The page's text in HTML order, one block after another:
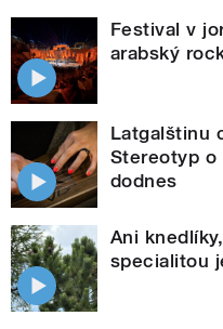
Festival v
arabský
Latgalštinu
Stereotyp o
dodnes
Ani
specialitou